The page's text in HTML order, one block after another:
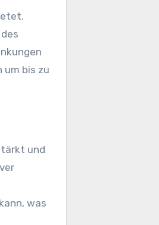
um bis zu
und
was